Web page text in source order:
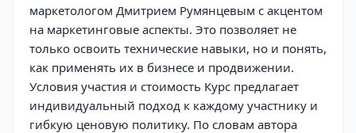
маркетологом Дмитрием Румянцевым с акцентом
на маркетинговые аспекты. Это позволяет не
только освоить технические навыки, но и понять,
как применять их в бизнесе и продвижении.
Условия участия и стоимость Курс предлагает
индивидуальный подход к каждому участнику и
гибкую ценовую политику. По словам автора